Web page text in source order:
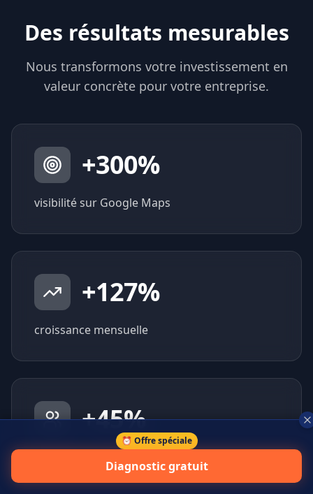
Des résultats mesurables
Nous transformons votre investissement en
valeur concrète pour votre entreprise.
+300%
visibilité sur Google Maps
+127%
croissance mensuelle
+45%
⏰ Offre spéciale
Diagnostic gratuit